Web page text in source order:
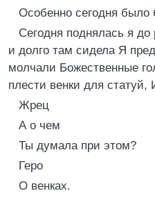
Особенно сегодня
Сегодня поднялась я
и долго там сидела Я
молчали Божественные
плести венки для
Жрец
А о чем
Ты думала при этом?
Геро
О венках.